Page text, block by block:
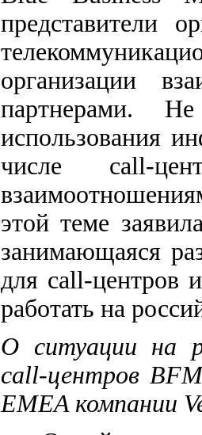
представители
организации
партнерами.
использования
числе call-
этой теме
занимающаяся
для call-центров
работать на
О ситуации на
call-центров
EMEA компании